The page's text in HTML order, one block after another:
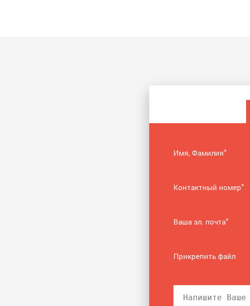
Имя, Фамилия*
Контактный номер*
Ваша эл. почта*
Прикрепить файл